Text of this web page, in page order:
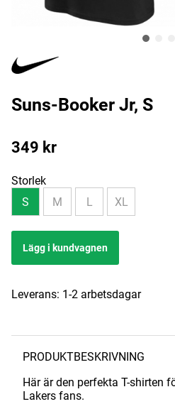
Suns-Booker Jr, S
349 kr
Storlek
S
M L XL
Lägg i kundvagnen
Leverans: 1-2 arbetsdagar
PRODUKTBESKRIVNING
Här är den perfekta T-shirten
Lakers fans.